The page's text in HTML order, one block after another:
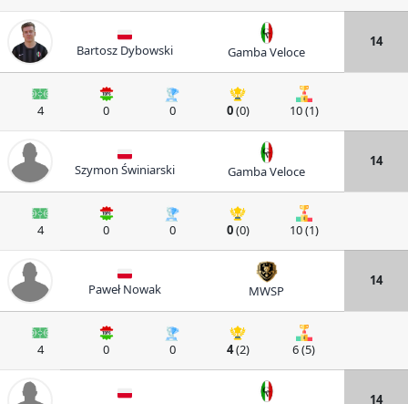
Bartosz Dybowski Gamba Veloce
14
4 0 0 0(0) 10 (1)
Szymon Świniarski Gamba Veloce
14
4 0 0 0(0) 10 (1)
Paweł Nowak MWSP
14
4 0 0 4(2) 6 (5)
14